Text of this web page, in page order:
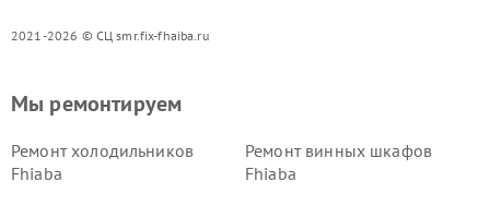
2021-2026 © СЦ smr.fix-fhaiba.ru
Мы ремонтируем
Ремонт холодильников
Fhiaba
Ремонт винных шкафов
Fhiaba